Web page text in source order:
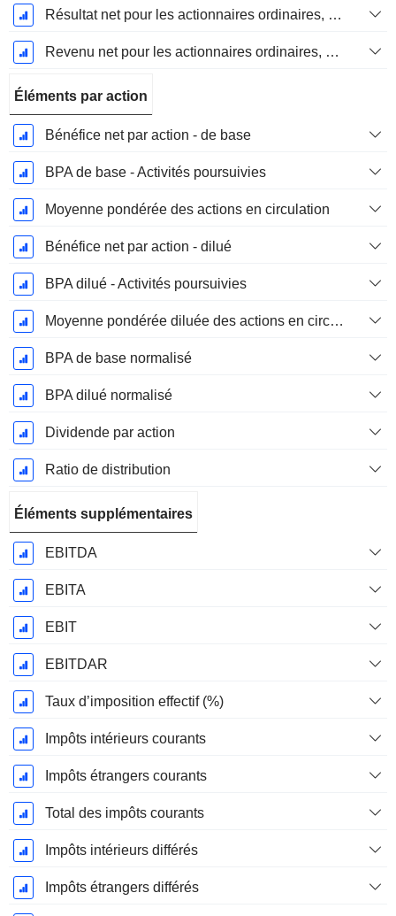
Résultat net pour les actionnaires ordinaires, éléments exceptionnels inclus.
Revenu net pour les actionnaires ordinaires, hors éléments exceptionnelsRésultat net pour les actionnaires ordinaires, éléments exceptionnels exclus.
Éléments par action
Bénéfice net par action - de base
BPA de base - Activités poursuivies
Moyenne pondérée des actions en circulation
Bénéfice net par action - dilué
BPA dilué - Activités poursuivies
Moyenne pondérée diluée des actions en circulation
BPA de base normalisé
BPA dilué normalisé
Dividende par action
Ratio de distribution
Éléments supplémentaires
EBITDA
EBITA
EBIT
EBITDAR
Taux d’imposition effectif (%)
Impôts intérieurs courants
Impôts étrangers courants
Total des impôts courants
Impôts intérieurs différés
Impôts étrangers différés